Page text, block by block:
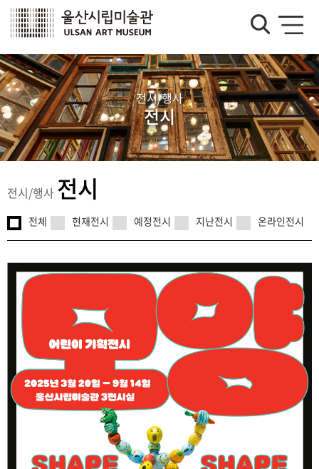
전시/행사
전시
전시/행사 전시
전체 현재전시 예정전시 지난전시 온라인전시